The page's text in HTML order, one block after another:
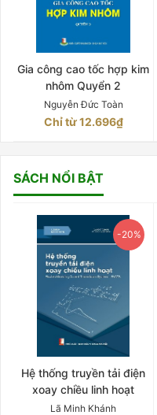
Gia công cao tốc hợp kim
nhôm Quyển 2
Nguyễn Đức Toàn
Chỉ từ 12.696₫
SÁCH NỔI BẬT
-20%
Hệ thống truyền tải điện
xoay chiều linh hoạt
Lã Minh Khánh